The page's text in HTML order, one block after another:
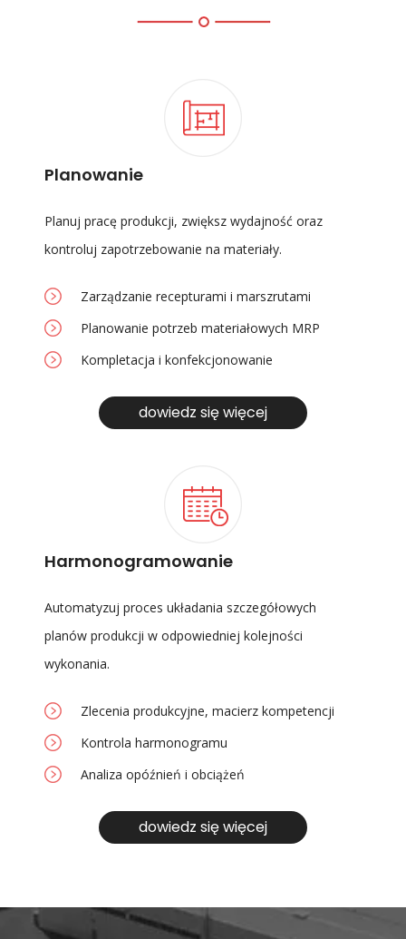
Planowanie
Planuj pracę produkcji, zwiększ wydajność oraz
kontroluj zapotrzebowanie na materiały.
Zarządzanie recepturami i marszrutami
Planowanie potrzeb materiałowych MRP
Kompletacja i konfekcjonowanie
dowiedz się więcej
Harmonogramowanie
Automatyzuj proces układania szczegółowych
planów produkcji w odpowiedniej kolejności
wykonania.
Zlecenia produkcyjne, macierz kompetencji
Kontrola harmonogramu
Analiza opóźnień i obciążeń
dowiedz się więcej